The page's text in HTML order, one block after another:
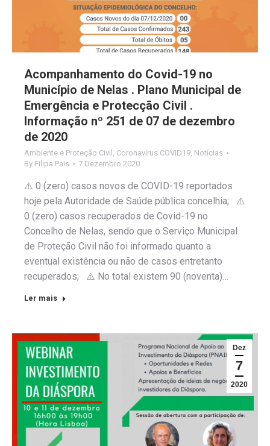
Acompanhamento do Covid-19 no
Município de Nelas . Plano Municipal de
Emergência e Protecção Civil .
Informação nº 251 de 07 de dezembro
de 2020
Ambiente e Proteção Civil Coronavirus COVID19 Notícias
By Filipa Pais 7 Dezembro 2020
⚠️ 0 (zero) casos novos de COVID-19 reportados
hoje pela Autoridade de Saúde pública concelhia; ⚠️
0 (zero) casos recuperados de Covid-19 no
Concelho de Nelas, sendo que o Serviço Municipal
de Proteção Civil não foi informado quanto a
eventual existência ou não de casos entretanto
recuperados; ⚠️ No total existem 90 (noventa)…
Ler mais
Dez
7
2020